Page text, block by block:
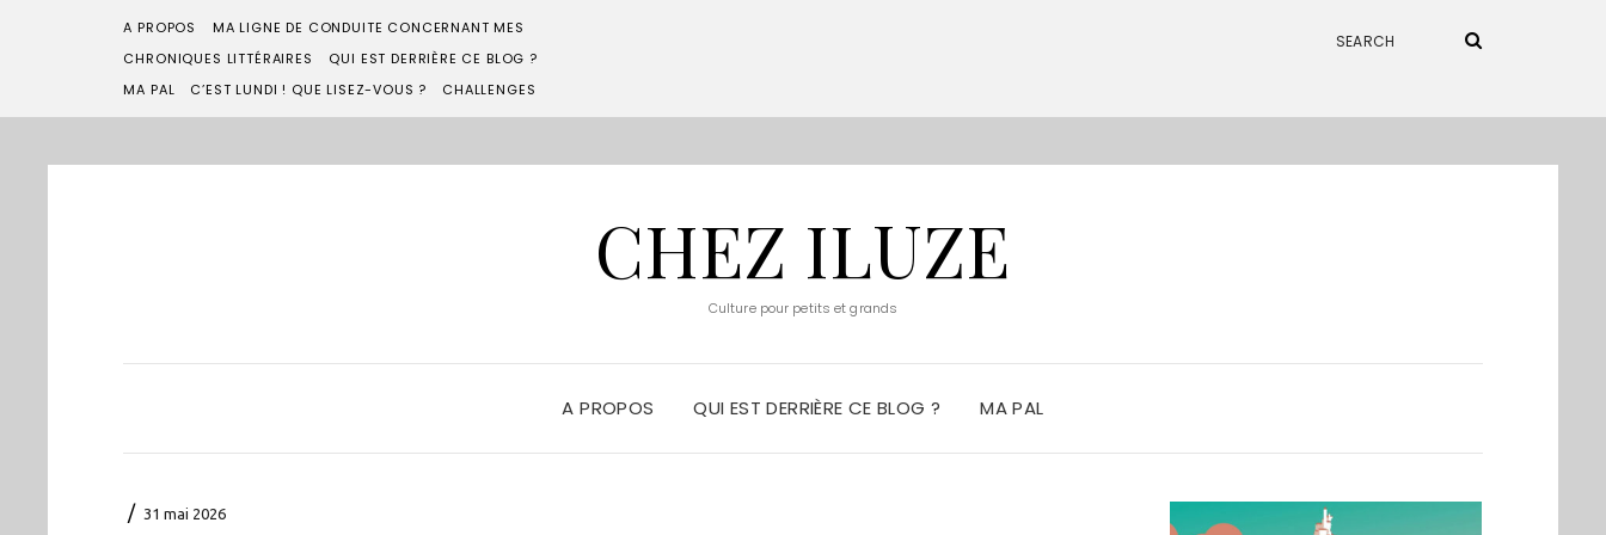
A PROPOS
MA LIGNE DE CONDUITE CONCERNANT MES
CHRONIQUES LITTÉRAIRES
QUI EST DERRIÈRE CE BLOG ?
MA PAL
C’EST LUNDI ! QUE LISEZ-VOUS ? CHALLENGES
CHEZ ILUZE
Culture pour petits et grands
A PROPOS QUI EST DERRIÈRE CE BLOG ? MA PAL
/ 31 mai 2026